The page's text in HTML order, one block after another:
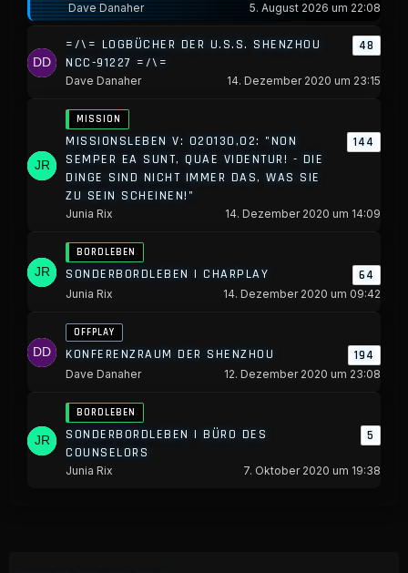
g
Dave Danaher 5. August 2026 um 22:08
=/\= LOGBÜCHER DER U.S.S. SHENZHOU
NCC-91227 =/\=
48
Dave Danaher 14. Dezember 2020 um 23:15
MISSION
MISSIONSLEBEN V: 020130,02: "NON
SEMPER EA SUNT, QUAE VIDENTUR! - DIE
DINGE SIND NICHT IMMER DAS, WAS SIE
ZU SEIN SCHEINEN!"
144
Junia Rix 14. Dezember 2020 um 14:09
BORDLEBEN
SONDERBORDLEBEN | CHARPLAY 64
Junia Rix 14. Dezember 2020 um 09:42
OFFPLAY
KONFERENZRAUM DER SHENZHOU 194
Dave Danaher 12. Dezember 2020 um 23:08
BORDLEBEN
SONDERBORDLEBEN | BÜRO DES
COUNSELORS
5
Junia Rix 7. Oktober 2020 um 19:38